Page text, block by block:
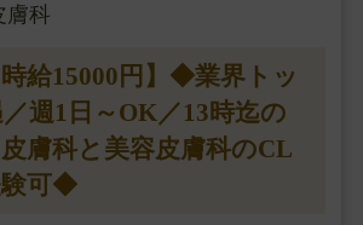
膚科
時給15000円】◆業界トッ
週1日～OK／13時迄の
膚科と美容皮膚科のCL
験可◆